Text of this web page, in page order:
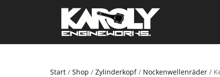
Start / Shop / Zylinderkopf/ Nockenwellenräder /